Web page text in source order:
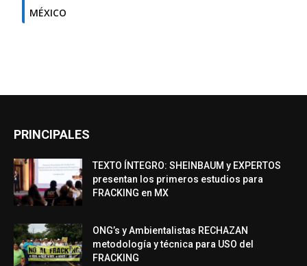
MÉXICO
PRINCIPALES
TEXTO ÍNTEGRO: SHEINBAUM y EXPERTOS
presentan los primeros estudios para
FRACKING en MX
ONG’s y Ambientalistas RECHAZAN
metodología y técnica para USO del
FRACKING